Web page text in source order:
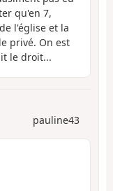
qu'en 7,
l'église et la
privé. On est
le droit...
pauline43